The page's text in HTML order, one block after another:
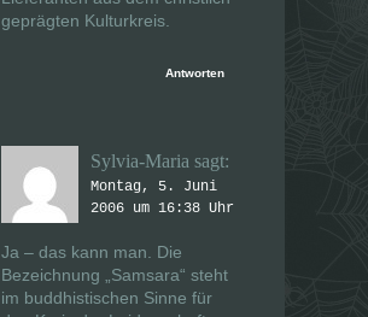
geprägten Kulturkreis.
Antworten
Sylvia-Maria sagt:
Montag, 5. Juni
2006 um 16:38 Uhr
Ja – das kann man. Die
Bezeichnung „Samsara“ steht
im buddhistischen Sinne für